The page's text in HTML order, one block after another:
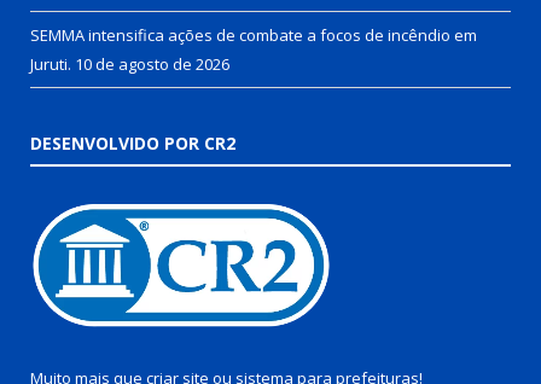
SEMMA intensifica ações de combate a focos de incêndio em
Juruti. 10 de agosto de 2026
DESENVOLVIDO POR CR2
Muito mais que criar site ou sistema para prefeituras!